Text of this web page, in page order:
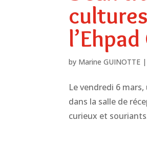
by Marine GUINOTTE |
Le vendredi 6
dans la salle de
curieux et